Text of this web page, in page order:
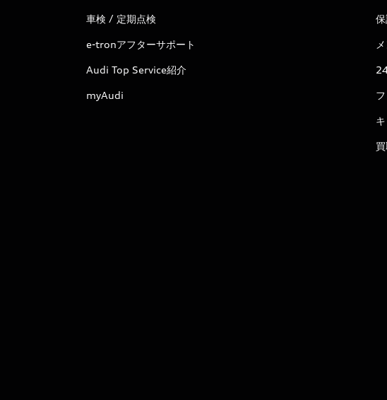
車検 / 定期点検
e-tronアフターサポート
Audi Top Service紹介
myAudi